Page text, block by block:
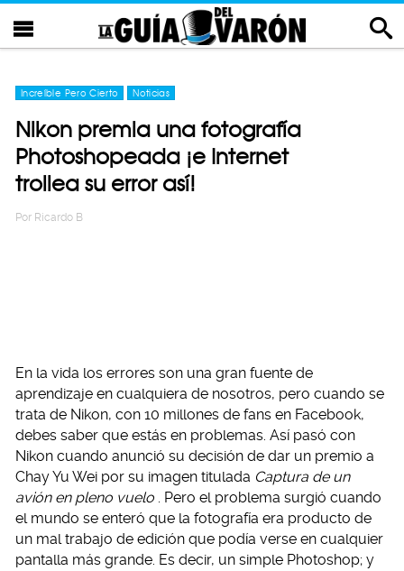
Increíble Pero Cierto Noticias
Nikon premia una fotografía
Photoshopeada ¡e Internet
trollea su error así!
Por Ricardo B
En la vida los errores son una gran fuente de
aprendizaje en cualquiera de nosotros, pero cuando se
trata de Nikon, con 10 millones de fans en Facebook,
debes saber que estás en problemas. Así pasó con
Nikon cuando anunció su decisión de dar un premio a
Chay Yu Wei por su imagen titulada Captura de un
avión en pleno vuelo . Pero el problema surgió cuando
el mundo se enteró que la fotografía era producto de
un mal trabajo de edición que podía verse en cualquier
pantalla más grande. Es decir, un simple Photoshop; y